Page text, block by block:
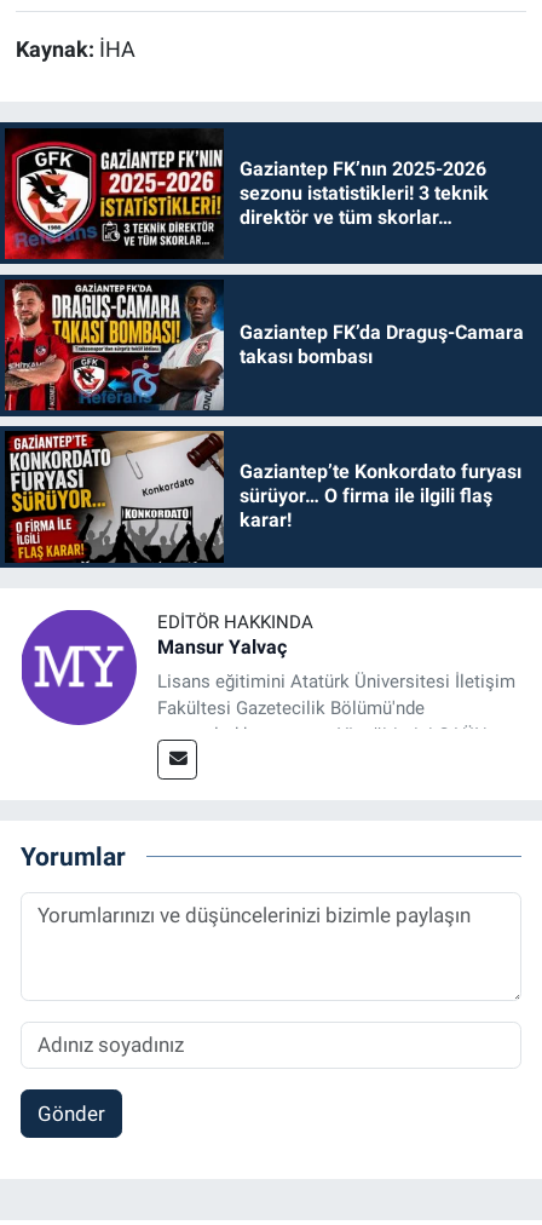
Kaynak: İHA
Gaziantep FK’nın 2025-2026
sezonu istatistikleri! 3 teknik
direktör ve tüm skorlar…
Gaziantep FK’da Draguş-Camara
takası bombası
Gaziantep’te Konkordato furyası
sürüyor… O firma ile ilgili flaş
karar!
EDITÖR HAKKINDA
Mansur Yalvaç
Lisans eğitimini Atatürk Üniversitesi İletişim
Fakültesi Gazetecilik Bölümü'nde
tamamladıktan sonra, YL eğitimini GAÜN
Sosyal Bilimler Enstitüsü'nde İletişim ve T. D.
Spor, Sağlık ve Ekonomi Editörü olarak
sürdürmektedir.
Yorumlar
Gönder